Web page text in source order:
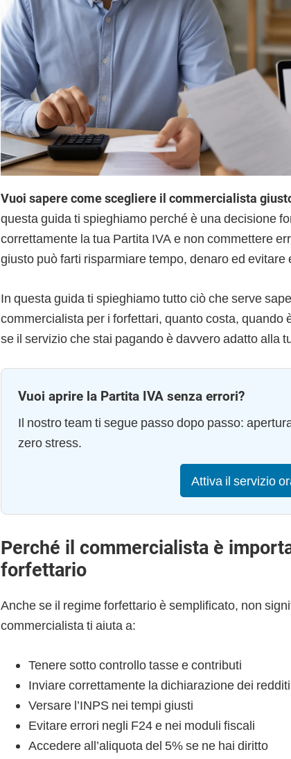
Vuoi sapere come scegliere il commercialista
questa guida ti spieghiamo perché è una decisione
correttamente la tua Partita IVA e non commettere
giusto può farti risparmiare tempo, denaro ed evitare
In questa guida ti spieghiamo tutto ciò che serve
commercialista per i forfettari, quanto costa, quando
se il servizio che stai pagando è davvero adatto alla
Vuoi aprire la Partita IVA senza errori?
Il nostro team ti segue passo dopo passo:
zero stress.
Attiva il servizio
Perché il commercialista è
forfettario
Anche se il regime forfettario è semplificato, non
commercialista ti aiuta a:
Tenere sotto controllo tasse e contributi
Inviare correttamente la dichiarazione dei redditi
Versare l’INPS nei tempi giusti
Evitare errori negli F24 e nei moduli fiscali
Accedere all’aliquota del 5% se ne hai diritto